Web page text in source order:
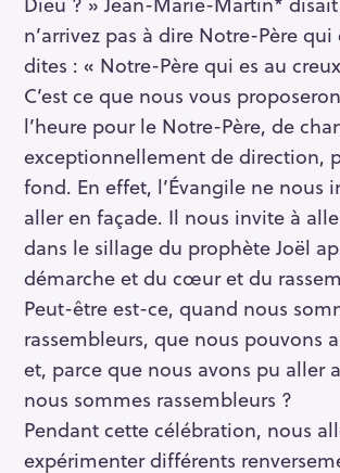
n’arrivez pas à dire Notre-Père
dites : « Notre-Père qui es au
C’est ce que nous vous
l’heure pour le Notre-Père, de
exceptionnellement de direction,
fond. En effet, l’Évangile ne nous
aller en façade. Il nous invite à
dans le sillage du prophète Joël
démarche et du cœur et du
Peut-être est-ce, quand nous
rassembleurs, que nous pouvons
et, parce que nous avons pu aller
nous sommes rassembleurs ?
Pendant cette célébration, nous
expérimenter différents
e
r
c
h
e
r